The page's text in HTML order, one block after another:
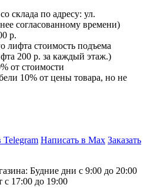
склада по адресу: ул.
согласованному времени)
р.
лифта стоимость подъема
200 р. за каждый этаж.)
от стоимости
10% от цены товара, но не
Telegram Написать в Max Заказать
Будние дни с 9:00 до 20:00
с 17:00 до 19:00